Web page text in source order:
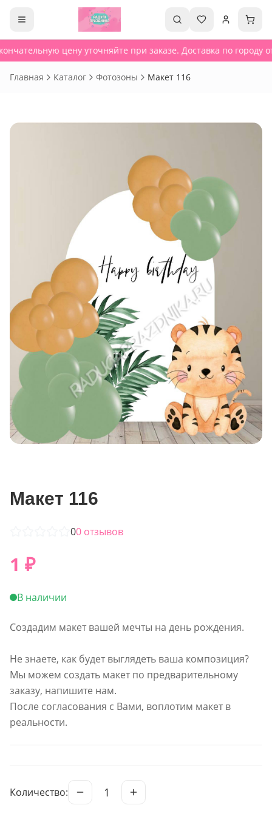
цену уточняйте при заказе. Доставка по городу
Главная Каталог Фотозоны Макет 116
Макет 116
00 отзывов
1 ₽
В наличии
Создадим макет вашей мечты на день рождения.
Не знаете, как будет выглядеть ваша композиция?
Мы можем создать макет по предварительному
заказу, напишите нам.
После согласования с Вами, воплотим макет в
реальности.
Количество: 1